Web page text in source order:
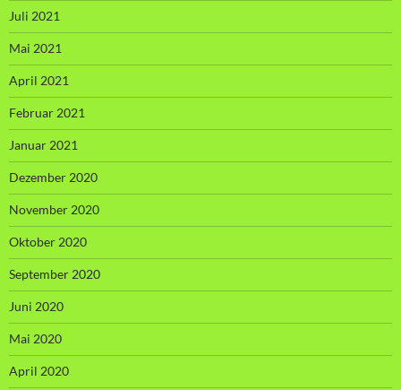
Juli 2021
Mai 2021
April 2021
Februar 2021
Januar 2021
Dezember 2020
November 2020
Oktober 2020
September 2020
Juni 2020
Mai 2020
April 2020